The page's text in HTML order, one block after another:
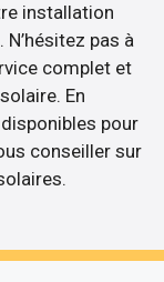
installation
pas à
complet et
En
pour
conseiller sur